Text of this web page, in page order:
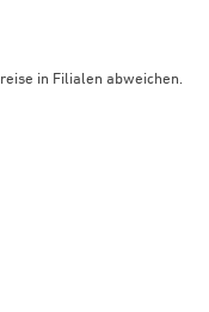
in Filialen abweichen.